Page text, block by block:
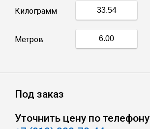
Профлист
Винтовые сваи
Килограмм
Метров
Под заказ
Уточнить цену по телефону